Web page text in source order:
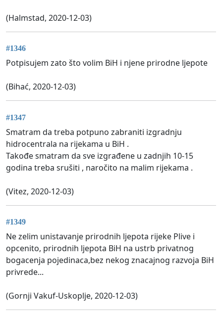
(Halmstad, 2020-12-03)
#1346
Potpisujem zato što volim BiH i njene prirodne ljepote
(Bihać, 2020-12-03)
#1347
Smatram da treba potpuno zabraniti izgradnju
hidrocentrala na rijekama u BiH .
Takođe smatram da sve izgrađene u zadnjih 10-15
godina treba srušiti , naročito na malim rijekama .
(Vitez, 2020-12-03)
#1349
Ne zelim unistavanje prirodnih ljepota rijeke Plive i
opcenito, prirodnih ljepota BiH na ustrb privatnog
bogacenja pojedinaca,bez nekog znacajnog razvoja BiH
privrede...
(Gornji Vakuf-Uskoplje, 2020-12-03)